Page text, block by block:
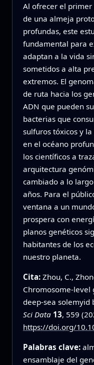
Al ofrecer el
de una almeja
profundas, este
fundamental para
adaptan a la vida
sometidos a alta
extremos. El
de ruta hacia los
ADN que pueden
bacterias que
sulfuros tóxicos y
en el océano
los científicos a
arquitectura
cambiado a lo
años. Para el
ventana a un
prospera con
planos genéticos
habitantes de los
nuestro planeta.
Cita: Zhou, C.,
Chromosome-level
deep-sea solemyid
Sci Data 13, 559
https://doi.org/
Palabras clave:
ensamblaje del